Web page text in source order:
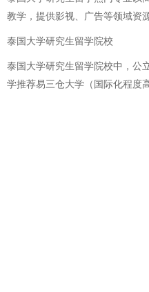
教学，提供影视、广告等领域资
泰国大学研究生留学院校
泰国大学研究生留学院校中，公
学推荐易三仓大学（国际化程度